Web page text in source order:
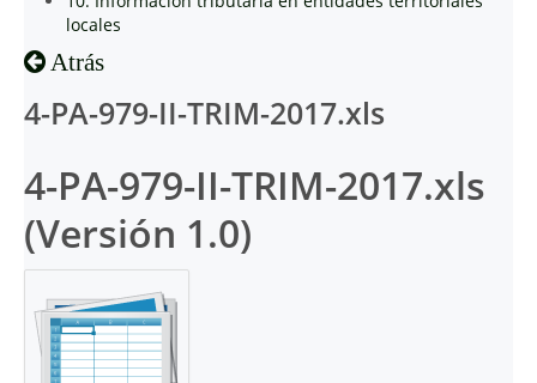
locales
Atrás
4-PA-979-II-TRIM-2017.xls
4-PA-979-II-TRIM-2017.xls
(Versión 1.0)